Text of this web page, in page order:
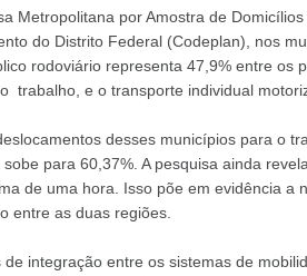
Metropolitana por Amostra de
do Distrito Federal (Codeplan), nos
rodoviário representa 47,9% entre os
trabalho, e o transporte individual
desses municípios para o
para 60,37%. A pesquisa ainda
de uma hora. Isso põe em evidência a
entre as duas regiões.
de integração entre os sistemas de